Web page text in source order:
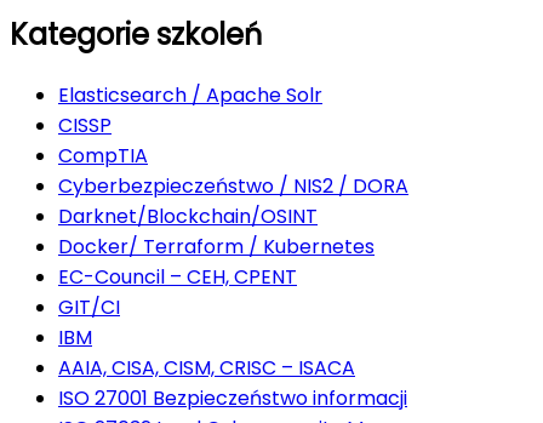
Kategorie szkoleń
Elasticsearch / Apache Solr
CISSP
CompTIA
Cyberbezpieczeństwo / NIS2 / DORA
Darknet/Blockchain/OSINT
Docker/ Terraform / Kubernetes
EC-Council – CEH, CPENT
GIT/CI
IBM
AAIA, CISA, CISM, CRISC – ISACA
ISO 27001 Bezpieczeństwo informacji